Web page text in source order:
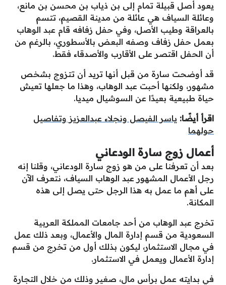
يعود أصل قبيلة تمام إلى بن ذياب بن محسن بن مانع،
وعائلة السياف هي عائلة من مدينة القصيم، تتسم
بالعراقة وطيب الأصل، وفي حفل زفافه قام عبد الوهاب
بعمل حفل زفاف وصفه البعض بالأسطوري، بالرغم من
أن الحفل اقتصر على الأقارب والأصدقاء فقط.
قد أوضحت سارة من قبل أنها تريد أن تتزوج بشخص
مشهور، ولكنها أحبت عبد الوهاب، وهذا ما جعلها تعيش
حياة طبيعية بعيدًا عن السوشيال ميديا.
اقرأ أيضًا: ياسر الفيصل ونجلاء عبدالعزيز وتفاصيل
حولهما
أعمال زوج سارة الودعاني
بعد أن تعرفنا على من هو زوج سارة الودعاني، وقلنا إنه
رجل الأعمال المشهور عبد الوهاب السياف، نتعرف الآن
على أهم ما عمل به هذا الرجل حتى يصل إلى هذه
المكانة.
تخرج عبد الوهاب من أحد جامعات المملكة العربية
السعودية من قسم إدارة المال والأعمال، وبعد ذلك عمل
في مجال الاستثمار، ليكون بذلك أول من تخرج من قسم
إدارة الأعمال ويعمل في الاستثمار.
في بدايته عمل برأس مال، صغير وذلك من خلال التجارة